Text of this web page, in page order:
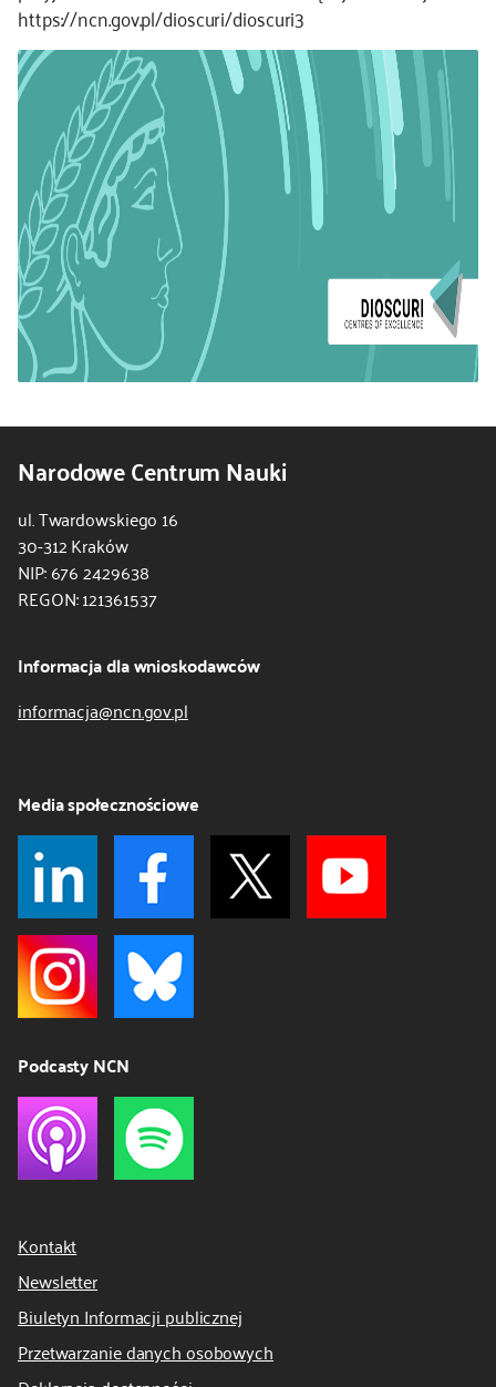
https://ncn.gov.pl/dioscuri/dioscuri3
Narodowe Centrum Nauki
ul. Twardowskiego 16
30-312 Kraków
NIP: 676 2429638
REGON: 121361537
Informacja dla wnioskodawców
informacja@ncn.gov.pl
Media społecznościowe
Podcasty NCN
Kontakt
Newsletter
Biuletyn Informacji publicznej
Przetwarzanie danych osobowych